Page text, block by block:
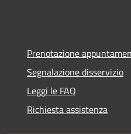
Prenotazione
Segnalazione disservizio
Leggi le FAQ
Richiesta assistenza